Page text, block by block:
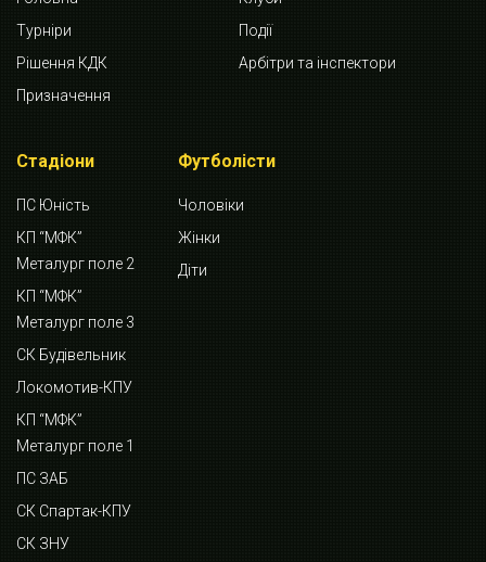
Турніри
Події
Рішення КДК
Арбітри та інспектори
Призначення
Стадіони
ПС Юність
КП “МФК”
Металург поле 2
КП “МФК”
Металург поле 3
СК Будівельник
Локомотив-КПУ
КП “МФК”
Металург поле 1
ПС ЗАБ
СК Спартак-КПУ
СК ЗНУ
Футболісти
Чоловіки
Жінки
Діти